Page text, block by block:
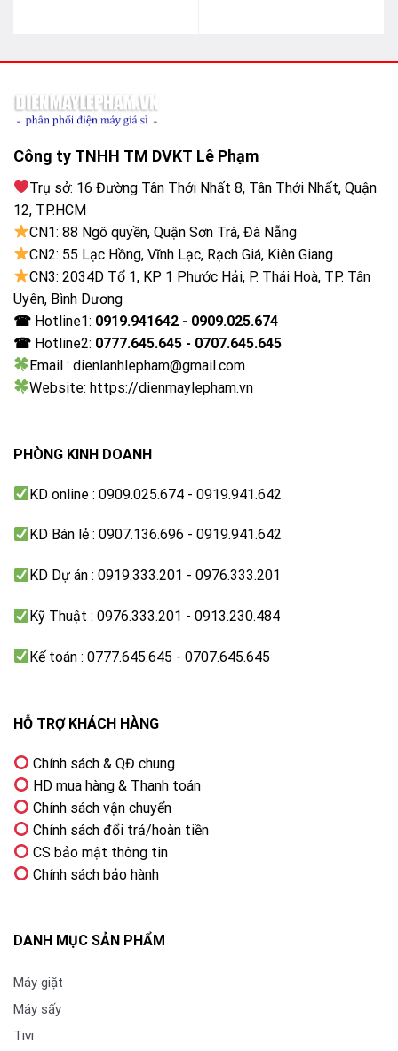
High Contrast
giữa vùng sáng và vùng tối trong khung hình, giúp hình
ảnh có chiều sâu và nổi bật hơn.
Noise Reduction
thiện độ rõ và độ mượt của hình ảnh.
Công ty TNHH TM DVKT Lê Phạm
Trụ sở: 16 Đường Tân Thới Nhất 8, Tân Thới Nhất, Quận
12, TP.HCM
CN1: 88 Ngô quyền, Quận Sơn Trà, Đà Nẵng
CN2: 55 Lạc Hồng, Vĩnh Lạc, Rạch Giá, Kiên Giang
CN3: 2034D Tổ 1, KP 1 Phước Hải, P. Thái Hoà, TP. Tân
Uyên, Bình Dương
☎ Hotline1: 0919.941642 - 0909.025.674
☎ Hotline2: 0777.645.645 - 0707.645.645
Email : dienlanhlepham@gmail.com
Website: https://dienmaylepham.vn
PHÒNG KINH DOANH
KD online : 0909.025.674 - 0919.941.642
KD Bán lẻ : 0907.136.696 - 0919.941.642
KD Dự án : 0919.333.201 - 0976.333.201
Kỹ Thuật : 0976.333.201 - 0913.230.484
Kế toán : 0777.645.645 - 0707.645.645
HỖ TRỢ KHÁCH HÀNG
Chính sách & QĐ chung
HD mua hàng & Thanh toán
Chính sách vận chuyển
Chính sách đổi trả/hoàn tiền
CS bảo mật thông tin
Chính sách bảo hành
DANH MỤC SẢN PHẨM
Máy giặt
Máy sấy
Tivi